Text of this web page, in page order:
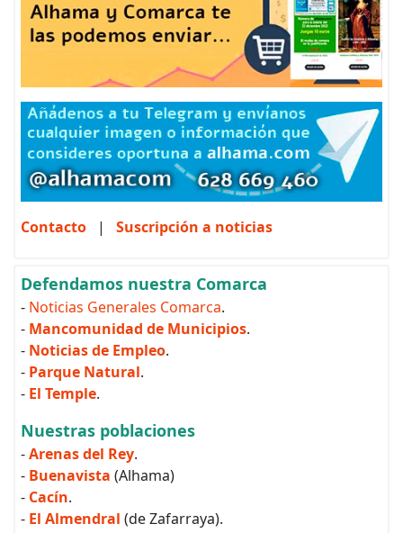
Contacto | Suscripción a noticias
Defendamos nuestra Comarca
- Noticias Generales Comarca.
- Mancomunidad de Municipios.
- Noticias de Empleo.
- Parque Natural.
- El Temple.
Nuestras poblaciones
-Arenas del Rey.
- Buenavista (Alhama)
- Cacín.
- El Almendral (de Zafarraya).